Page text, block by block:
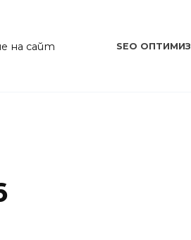
на сайт SEO